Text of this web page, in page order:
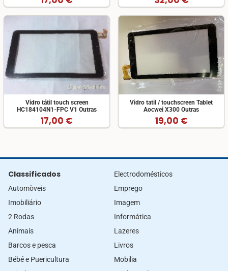
Vidro tátil touch screen
HC184104N1-FPC V1 Outras
17,00 €
Vidro tatil / touchscreen Tablet
Aocwei X300 Outras
19,00 €
Classificados
Automòveis
Imobiliário
2 Rodas
Animais
Barcos e pesca
Bébé e Puericultura
Electrodomésticos
Emprego
Imagem
Informática
Lazeres
Livros
Mobilia